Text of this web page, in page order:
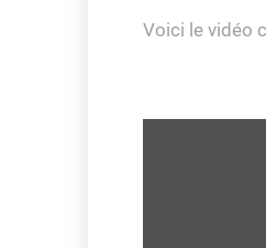
Voici le vidéo